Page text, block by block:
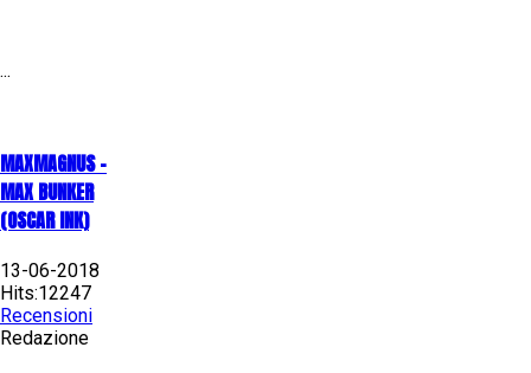
...
MAXMAGNUS –
MAX BUNKER
(OSCAR INK)
13-06-2018
Hits:12247
Recensioni
Redazione